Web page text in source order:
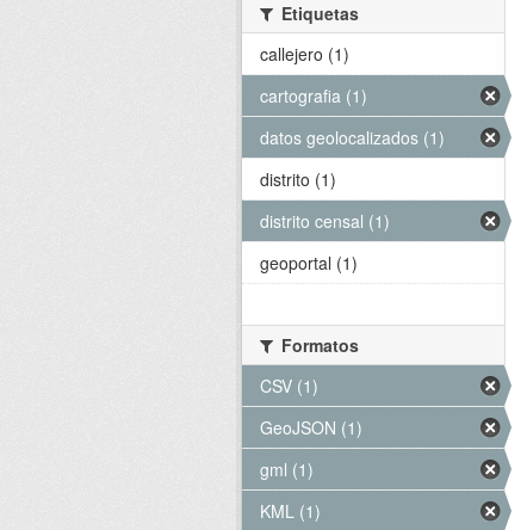
Etiquetas
callejero (1)
cartografia (1)
datos geolocalizados (1)
distrito (1)
distrito censal (1)
geoportal (1)
Formatos
CSV (1)
GeoJSON (1)
gml (1)
KML (1)